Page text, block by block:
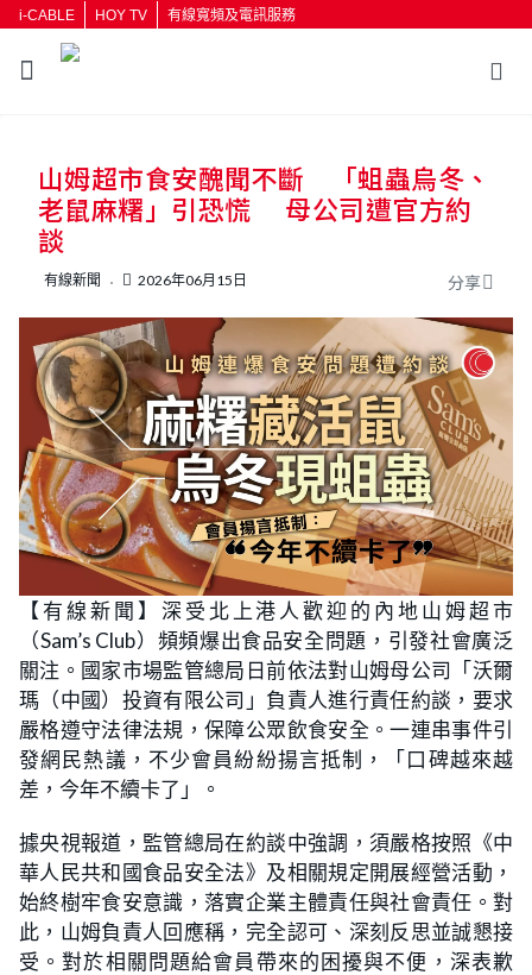
i-CABLE HOY TV 有線寬頻及電訊服務
按輸入鍵開始搜尋
山姆超市食安醜聞不斷 「蛆蟲烏冬、
老鼠麻糬」引恐慌 母公司遭官方約
談
有線新聞 2026年06月15日 分享
【有線新聞】深受北上港人歡迎的內地山姆超市
（Sam’s Club）頻頻爆出食品安全問題，引發社會廣泛
關注。國家市場監管總局日前依法對山姆母公司「沃爾
瑪（中國）投資有限公司」負責人進行責任約談，要求
嚴格遵守法律法規，保障公眾飲食安全。一連串事件引
發網民熱議，不少會員紛紛揚言抵制，「口碑越來越
差，今年不續卡了」。
據央視報道，監管總局在約談中強調，須嚴格按照《中
華人民共和國食品安全法》及相關規定開展經營活動，
始終樹牢食安意識，落實企業主體責任與社會責任。對
此，山姆負責人回應稱，完全認可、深刻反思並誠懇接
受。對於相關問題給會員帶來的困擾與不便，深表歉